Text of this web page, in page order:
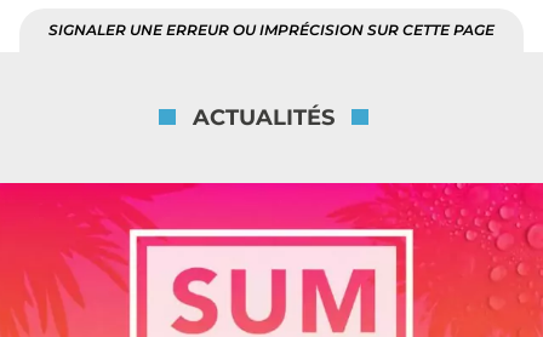
SIGNALER UNE ERREUR OU IMPRÉCISION SUR CETTE PAGE
ACTUALITÉS